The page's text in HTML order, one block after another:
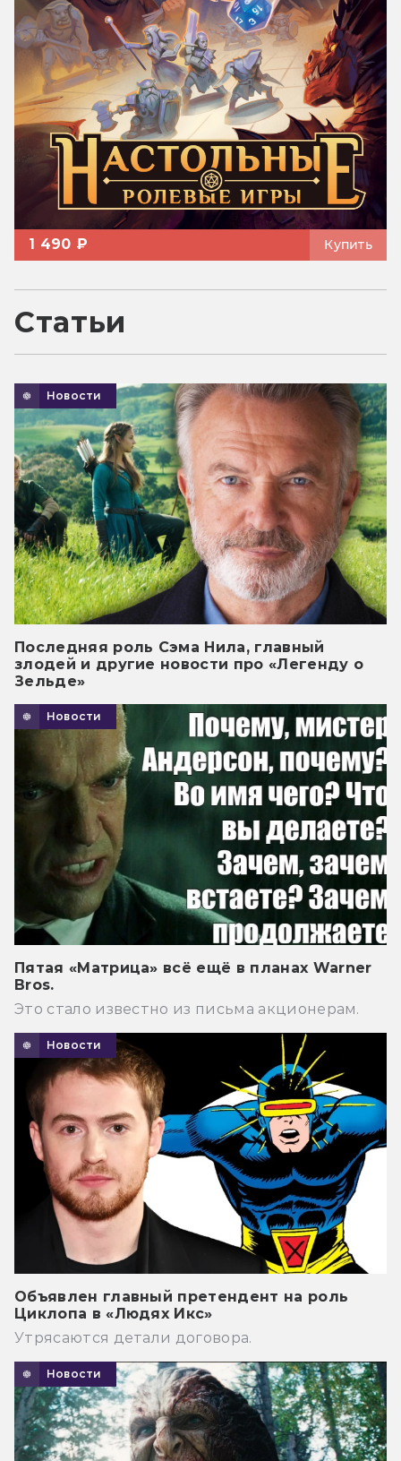
1 490 ₽ Купить
Статьи
Новости
Последняя роль Сэма Нила, главный
злодей и другие новости про «Легенду о
Зельде»
Новости
Пятая «Матрица» всё ещё в планах Warner
Bros.
Это стало известно из письма акционерам.
Новости
Объявлен главный претендент на роль
Циклопа в «Людях Икс»
Утрясаются детали договора.
Новости